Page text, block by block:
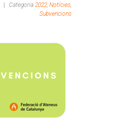
Categoria 2022, Notícies,
Subvencions